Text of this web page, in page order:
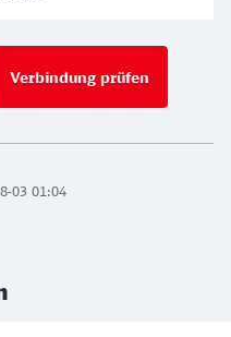
03 01:04
Verbindung prüfen